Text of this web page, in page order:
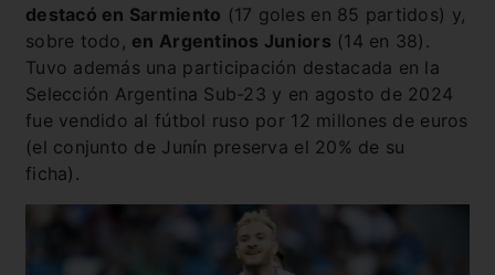
destacó en Sarmiento (17 goles en 85 partidos) y,
sobre todo, en Argentinos Juniors (14 en 38).
Tuvo además una participación destacada en la
Selección Argentina Sub-23 y en agosto de 2024
fue vendido al fútbol ruso por 12 millones de euros
(el conjunto de Junín preserva el 20% de su
ficha).